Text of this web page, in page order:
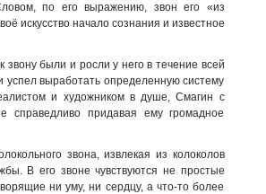
по его выражению, звон его «из
искусство начало сознания и известное
были и росли у него в течение всей
успел выработать определенную систему
и художником в душе, Смагин с
справедливо придавая ему громадное
звона, извлекая из колоколов
В его звоне чувствуются не простые
ни уму, ни сердцу, а что-то более